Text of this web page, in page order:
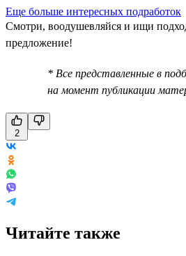
Еще больше интересных подработок
Смотри, воодушевляйся и ищи
предложение!
* Все представленные в
на момент публикации
2
Читайте также